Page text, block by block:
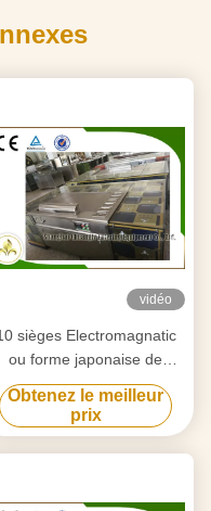
vidéo
sièges Electromagnatic
ou forme japonaise de
rectangle de Tableau de gril
Teppanyaki de chauffage
par induction
Obtenez le meilleur
prix